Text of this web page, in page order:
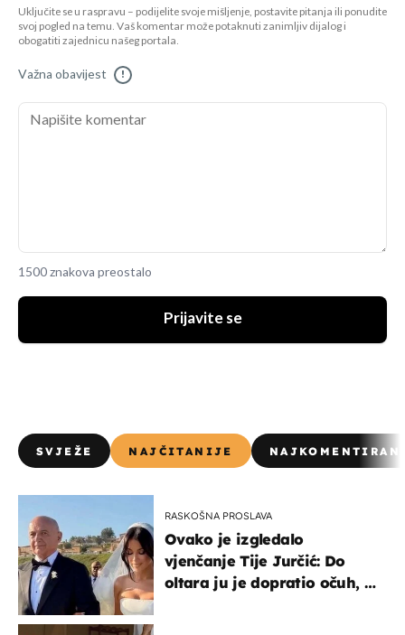
Uključite se u raspravu – podijelite svoje mišljenje, postavite pitanja ili ponudite
svoj pogled na temu. Vaš komentar može potaknuti zanimljiv dijalog i
obogatiti zajednicu našeg portala.
Važna obavijest !
1500 znakova preostalo
Prijavite se
SVJEŽE NAJČITANIJE
RASKOŠNA PROSLAVA
Ovako je izgledalo
vjenčanje Tije Jurčić: Do
oltara ju je dopratio očuh, a